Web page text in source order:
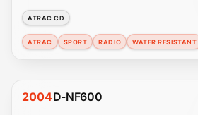
ATRAC CD
ATRAC SPORT RADIO WATER RESISTANT
2004D-NF600